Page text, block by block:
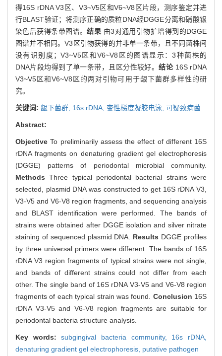
得16S rDNA V3区、V3~V5区和V6~V8区片段，测序鉴定并进
行BLAST验证；将测序正确的质粒DNA经DGGE分离和硝酸银
染色后获得条带图谱。结果 由3对通用引物扩增得到的DGGE
图谱并不相同。V3区引物获得的并非单一条带，且不同菌株间
没有识别度；V3~V5区和V6~V8区的图谱显示：3种菌株的
DNA片段均得到了单一条带，且区分性较好。结论 16S rDNA
V3~V5区和V6~V8区的两对引物可用于龈下菌群多样性的研
究。
关键词: 龈下菌群, 16s rDNA, 变性梯度凝胶电泳, 可疑致病菌
Abstract:
ObjectiveTo preliminarily assess the effect of different 16S
rDNA fragments on denaturing gradient gel electrophoresis
(DGGE) patterns of periodontal microbial community.
MethodsThree typical periodontal bacterial strains were
selected, plasmid DNA was constructed to get 16S rDNA V3,
V3-V5 and V6-V8 region fragments, and sequencing analysis
and BLAST identification were performed. The bands of
strains were obtained after DGGE isolation and silver nitrate
staining of sequenced plasmid DNA. Results DGGE profiles
by three universal primers were different. The bands of 16S
rDNA V3 region fragments of typical strains were not single,
and bands of different strains could not differ from each
other. The single band of 16S rDNA V3-V5 and V6-V8 region
fragments of each typical strain was found. Conclusion 16S
rDNA V3-V5 and V6-V8 region fragments are suitable for
periodontal bacteria structure analysis.
Key words:subgingival bacteria community, 16s rDNA,
denaturing gradient gel electrophoresis, putative pathogen